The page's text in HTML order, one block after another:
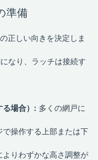
準備
正しい向きを決定しま
なり、ラッチは接続す
る場合）: 多くの網戸に
操作する上部または下
りわずかな高さ調整が